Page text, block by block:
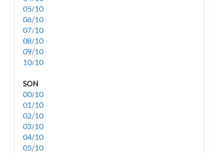
05/10
06/10
07/10
08/10
09/10
10/10
SON
00/10
01/10
02/10
03/10
04/10
05/10